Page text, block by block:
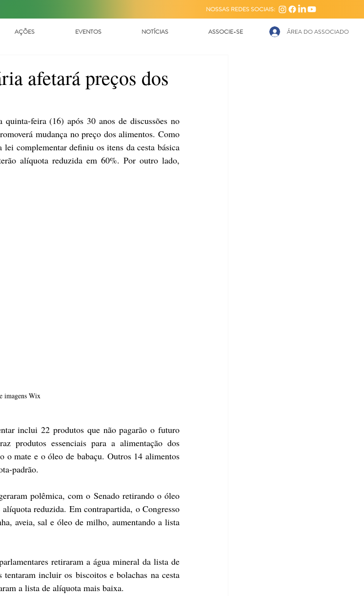
NOSSAS REDES SOCIAIS:
AÇÕES EVENTOS NOTÍCIAS ASSOCIE-SE ÁREA DO ASSOCIADO
afetará preços dos
feira (16) após 30 anos de discussões no
mudança no preço dos alimentos. Como
complementar definiu os itens da cesta básica
alíquota reduzida em 60%. Por outro lado,
imagens Wix
inclui 22 produtos que não pagarão o futuro
produtos essenciais para a alimentação dos
o mate e o óleo de babaçu. Outros 14 alimentos
padrão.
polêmica, com o Senado retirando o óleo
reduzida. Em contrapartida, o Congresso
aveia, sal e óleo de milho, aumentando a lista
retiraram a água mineral da lista de
incluir os biscoitos e bolachas na cesta
a lista de alíquota mais baixa.